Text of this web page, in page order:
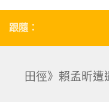
跟隨：
田徑》賴孟昕